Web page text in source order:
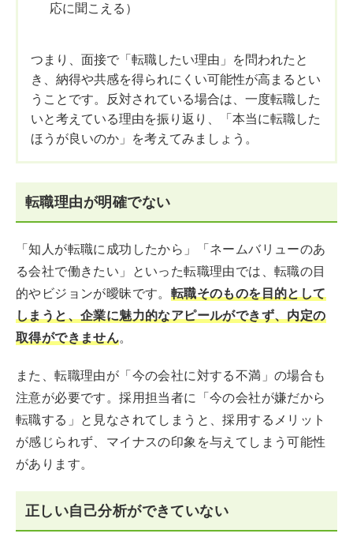
応に聞こえる）
つまり、面接で「転職したい理由」を問われたと
き、納得や共感を得られにくい可能性が高まるとい
うことです。反対されている場合は、一度転職した
いと考えている理由を振り返り、「本当に転職した
ほうが良いのか」を考えてみましょう。
転職理由が明確でない
「知人が転職に成功したから」「ネームバリューのあ
る会社で働きたい」といった転職理由では、転職の目
的やビジョンが曖昧です。 転職そのものを目的として
しまうと、企業に魅力的なアピールができず、内定の
取得ができません。
また、転職理由が「今の会社に対する不満」の場合も
注意が必要です。採用担当者に「今の会社が嫌だから
転職する」と見なされてしまうと、採用するメリット
が感じられず、マイナスの印象を与えてしまう可能性
があります。
正しい自己分析ができていない